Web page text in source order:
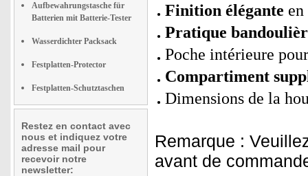
Aufbewahrungstasche für
Batterien mit Batterie-Tester
Wasserdichter Packsack
Festplatten-Protector
Festplatten-Schutztaschen
Restez en contact avec
nous et indiquez votre
adresse mail pour
recevoir notre
newsletter:
Finition élégante
Pratique
Poche intérieure
Compartiment
Dimensions de la
Remarque :
avant de